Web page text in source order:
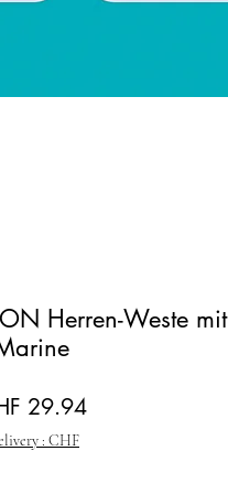
Herren-Weste mit
29.94Sale-Preis
: CHF